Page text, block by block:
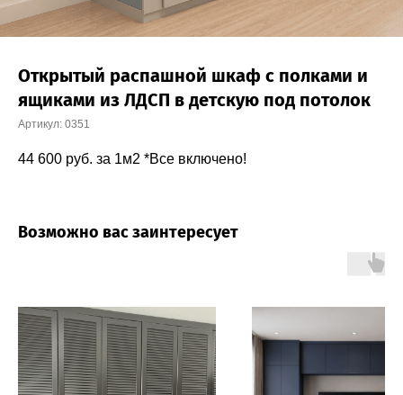
Открытый распашной шкаф с полками и
ящиками из ЛДСП в детскую под потолок
Артикул: 0351
44 600 руб. за 1м2 *Все включено!
Возможно вас заинтересует